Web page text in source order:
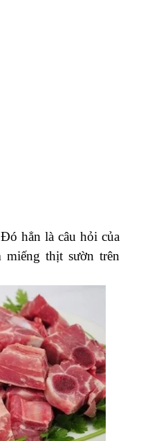
hẳn là câu hỏi của
thịt sườn trên